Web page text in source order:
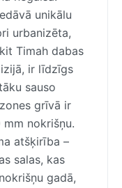
unikālu
urbanizēta,
Timah dabas
ir līdzīgs
sauso
grīvā ir
nokrišņu.
atšķirība –
salas, kas
gadā,